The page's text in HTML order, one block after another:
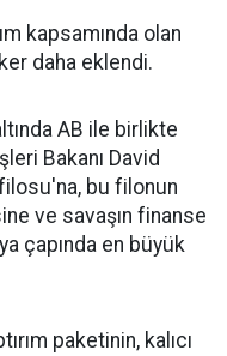
kapsamında olan
daha eklendi.
AB ile birlikte
Bakanı David
filosu'na, bu filonun
ve savaşın finanse
çapında en büyük
paketinin, kalıcı